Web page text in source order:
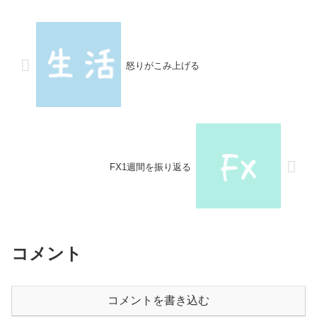
怒りがこみ上げる
FX1週間を振り返る
コメント
コメントを書き込む